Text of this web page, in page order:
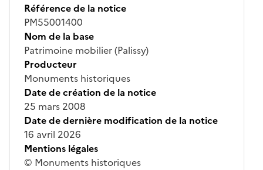
Référence de la notice
PM55001400
Nom de la base
Patrimoine mobilier (Palissy)
Producteur
Monuments historiques
Date de création de la notice
25 mars 2008
Date de dernière modification de la notice
16 avril 2026
Mentions légales
© Monuments historiques